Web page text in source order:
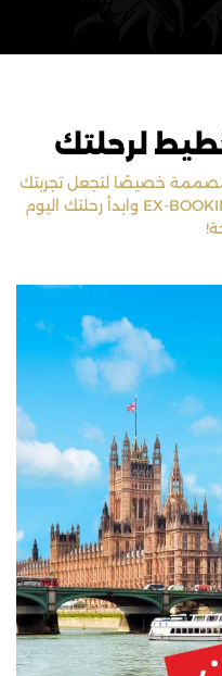
لرحلتك
خصيصًا لتجعل تجربتك
لا تُنسى. اختر الأفضل، اختر EX-BOOKING.COM وابدأ رحلتك اليوم